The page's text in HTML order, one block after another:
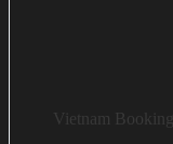
Vietnam Booking